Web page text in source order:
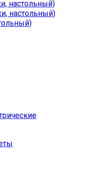
настольный)
настольный)